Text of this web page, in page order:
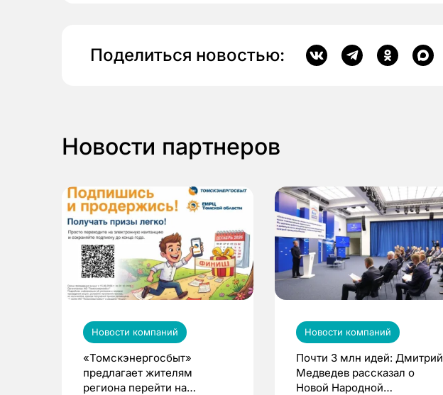
Поделиться новостью:
Новости партнеров
Новости компаний
«Томскэнергосбыт»
предлагает жителям
региона перейти на
Новости компаний
Почти 3 млн идей: Дмитрий
Медведев рассказал о
Новой Народной